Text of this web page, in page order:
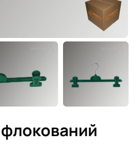
флокований